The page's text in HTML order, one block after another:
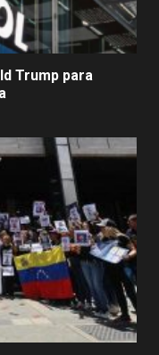
Trump para